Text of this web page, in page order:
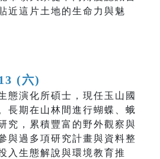
近這片土地的生命力與魅
(六)
態演化所碩士，現任玉山國
長期在山林間進行蝴蝶、蛾
究，累積豐富的野外觀察與
與過多項研究計畫與資料整
入生態解說與環境教育推